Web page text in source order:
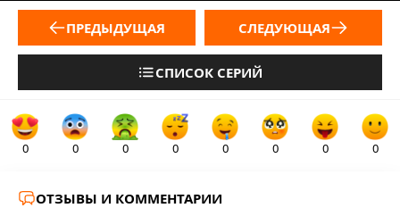
ПРЕДЫДУЩАЯ
СПИСОК СЕРИЙ
СЛЕДУЮЩАЯ
0 0 0 0 0 0 0 0
ОТЗЫВЫ И КОММЕНТАРИИ